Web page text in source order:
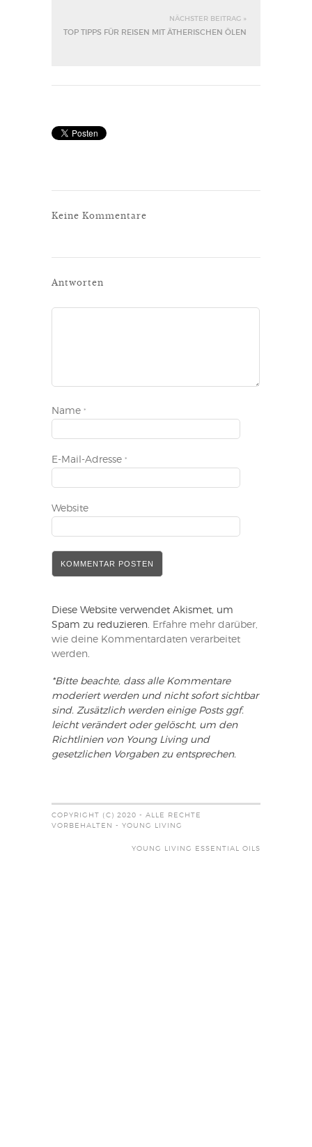
NÄCHSTER BEITRAG »
TOP TIPPS FÜR REISEN MIT ÄTHERISCHEN ÖLEN
Keine Kommentare
Antworten
Name *
E-Mail-Adresse *
Website
Diese Website verwendet Akismet, um
Spam zu reduzieren. Erfahre mehr darüber,
wie deine Kommentardaten verarbeitet
werden.
*Bitte beachte, dass alle Kommentare
moderiert werden und nicht sofort sichtbar
sind. Zusätzlich werden einige Posts ggf.
leicht verändert oder gelöscht, um den
Richtlinien von Young Living und
gesetzlichen Vorgaben zu entsprechen.
COPYRIGHT (C) 2020 - ALLE RECHTE
VORBEHALTEN - YOUNG LIVING
YOUNG LIVING ESSENTIAL OILS